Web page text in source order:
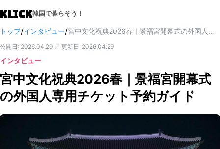
KLICK韓国で暮らそう！
トップ/インタビュー/ 宮中文化祝典2026春｜景福宮開幕式の外国人専用チケット予約ガイド
公開日 : 2026.04.29 ／ 更新日 : 2026.04.29
インタビュー
宮中文化祝典2026春｜景福宮開幕式
の外国人専用チケット予約ガイド